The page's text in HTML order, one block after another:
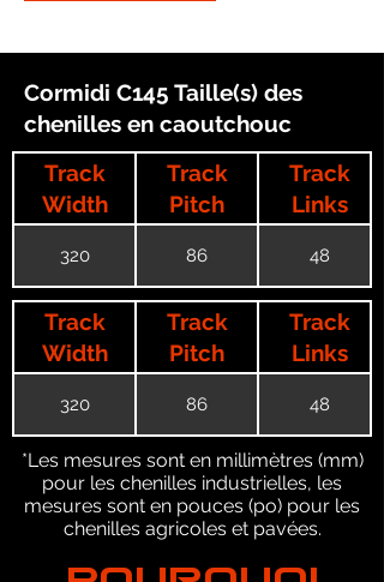
Cormidi C145 Taille(s) des
chenilles en caoutchouc
Track
Width
Track
Pitch
Track
Links
320 86 48
Track
Width
Track
Pitch
Track
Links
320 86 48
*Les mesures sont en millimètres (mm)
pour les chenilles industrielles, les
mesures sont en pouces (po) pour les
chenilles agricoles et pavées.
POURQUOI